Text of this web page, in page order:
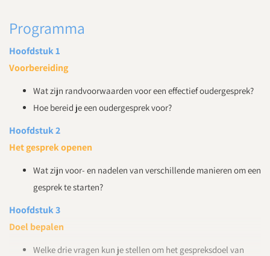
Programma
Hoofdstuk 1
Voorbereiding
Wat zijn randvoorwaarden voor een effectief oudergesprek?
Hoe bereid je een oudergesprek voor?
Hoofdstuk 2
Het gesprek openen
Wat zijn voor- en nadelen van verschillende manieren om een
gesprek te starten?
Hoofdstuk 3
Doel bepalen
Welke drie vragen kun je stellen om het gespreksdoel van